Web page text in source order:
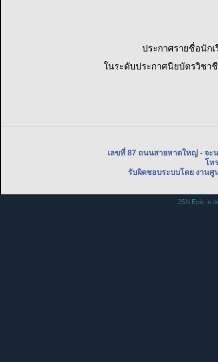
ประกาศรายชื่อนัก
ในระดับประกาศนียบัตรวิชา
เลขที่ 87 ถนนสายหาดใหญ่ - จ
โท
รับผิดชอบระบบโดย งาน
JSN Epic is